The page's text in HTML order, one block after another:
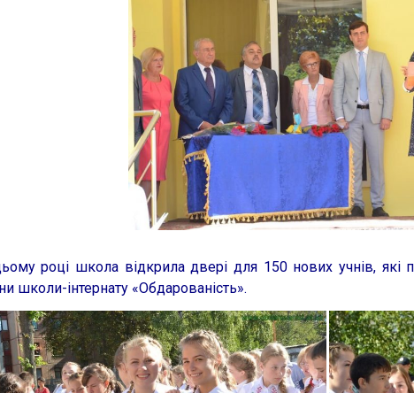
році школа відкрила двері для 150 нових учнів, які
школи-інтернату «Обдарованість».